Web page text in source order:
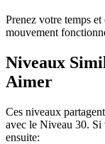
Prenez votre temps
mouvement
Niveaux
Aimer
Ces niveaux
avec le Niveau 30. Si
ensuite: